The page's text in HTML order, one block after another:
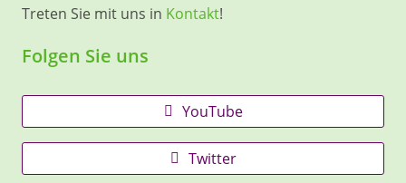
Treten Sie mit uns in Kontakt!
Folgen Sie uns
YouTube
Twitter